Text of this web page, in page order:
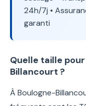
24h/7j •
garanti
Quelle taille
Billancourt ?
À Boulogne-